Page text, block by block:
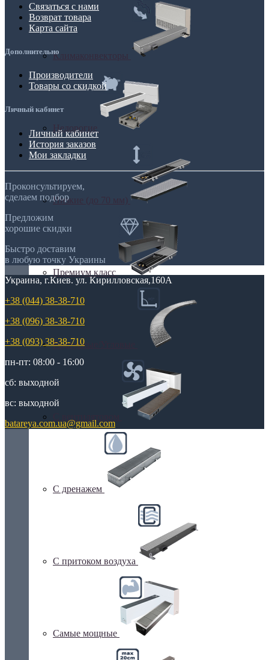
Климаконвекторы
Недорогие
Низкие (до 70 мм)
Премиум класс
Радиусные/Угловые
С дренажем
С притоком воздуха
Самые мощные
Связаться с нами
Возврат товара
Карта сайта
Дополнительно
Производители
Товары со скидкой
Личный кабинет
Личный кабинет
История заказов
Мои закладки
Проконсультируем,
сделаем подбор
Предложим
хорошие скидки
Быстро доставим
в любую точку Украины
Украина, г.Киев. ул. Кирилловская,160А
+38 (044) 38-38-710
+38 (096) 38-38-710
+38 (093) 38-38-710
пн-пт: 08:00 - 16:00
сб: выходной
вс: выходной
batareya.com.ua@gmail.com